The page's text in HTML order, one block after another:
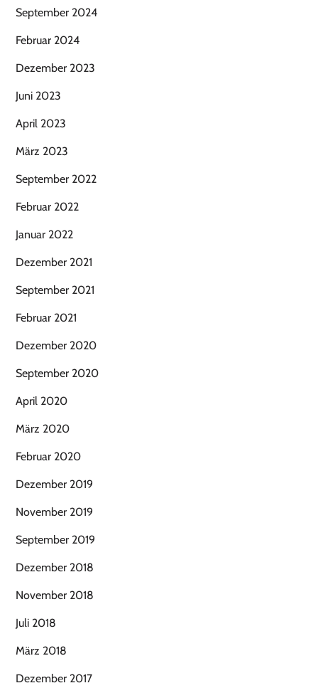
September 2024
Februar 2024
Dezember 2023
Juni 2023
April 2023
März 2023
September 2022
Februar 2022
Januar 2022
Dezember 2021
September 2021
Februar 2021
Dezember 2020
September 2020
April 2020
März 2020
Februar 2020
Dezember 2019
November 2019
September 2019
Dezember 2018
November 2018
Juli 2018
März 2018
Dezember 2017